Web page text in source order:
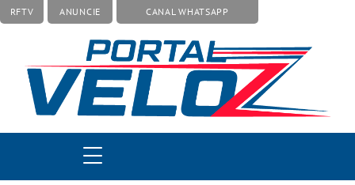
RFTV ANUNCIE CANAL WHATSAPP